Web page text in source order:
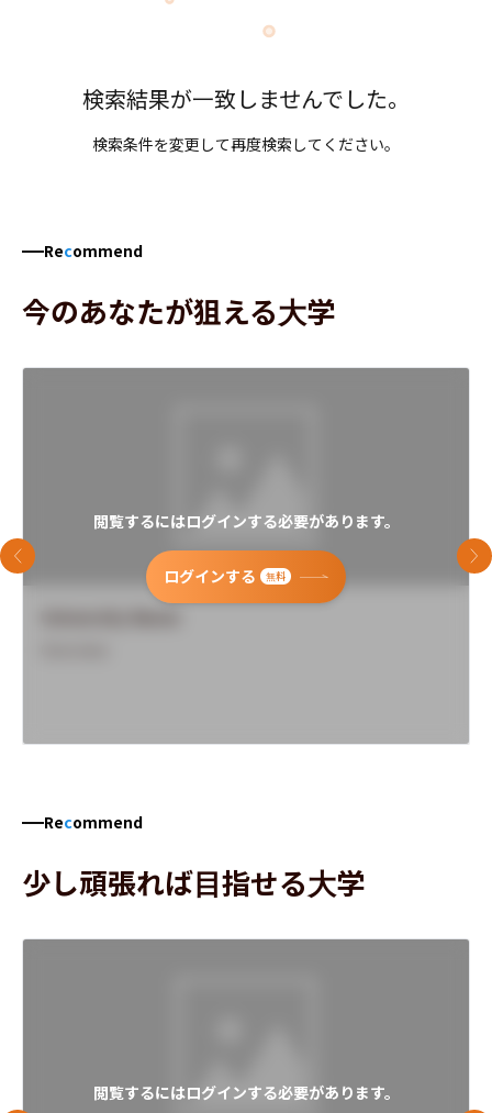
検索結果が一致しませんでした。
検索条件を変更して再度検索してください。
Recommend
今のあなたが狙える大学
閲覧するにはログインする必要があります。
ログインする 無料
前のスライド 次
Recommend
少し頑張れば目指せる大学
閲覧するにはログインする必要があります。